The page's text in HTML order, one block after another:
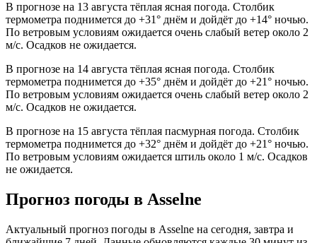
В прогнозе на 13 августа тёплая ясная погода. Столбик
термометра поднимется до +31° днём и дойдёт до +14° ночью.
По ветровым условиям ожидается очень слабый ветер около 2
м/с. Осадков не ожидается.
В прогнозе на 14 августа тёплая ясная погода. Столбик
термометра поднимется до +35° днём и дойдёт до +21° ночью.
По ветровым условиям ожидается очень слабый ветер около 2
м/с. Осадков не ожидается.
В прогнозе на 15 августа тёплая пасмурная погода. Столбик
термометра поднимется до +32° днём и дойдёт до +21° ночью.
По ветровым условиям ожидается штиль около 1 м/с. Осадков
не ожидается.
Прогноз погоды в Asselnе
Актуальный прогноз погоды в Asselnе на сегодня, завтра и